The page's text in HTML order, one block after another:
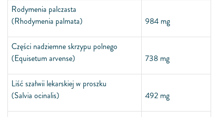
Rodymenia palczasta
(Rhodymenia palmata)
984 mg
Części nadziemne skrzypu polnego
(Equisetum arvense)
738 mg
Liść szałwii lekarskiej w proszku
(Salvia o­cinalis)
492 mg